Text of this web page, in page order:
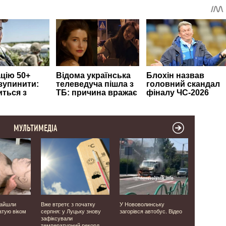
МУЛЬТИМЕДІА
віком
Вже втретє з початку
серпня: у Луцьку знову
зафіксували
У Нововолинську
загорівся автобус. Відео